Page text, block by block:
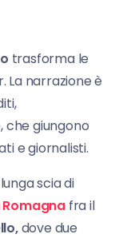
trasforma le
La narrazione è
giungono
e giornalisti.
scia di
Romagna fra il
dove due